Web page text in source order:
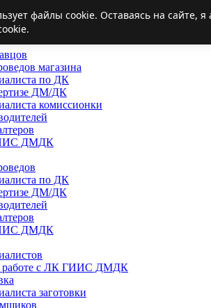
магазина
по ДК
ДМ/ДК
комиссионки
ДМДК
по ДК
ДМ/ДК
ДМДК
работе с ЛК ГИИС ДМДК
заготовки
файлы cookie. Оставаясь на сайте,